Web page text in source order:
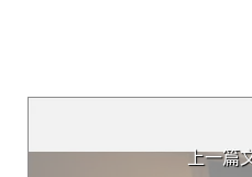
上一篇